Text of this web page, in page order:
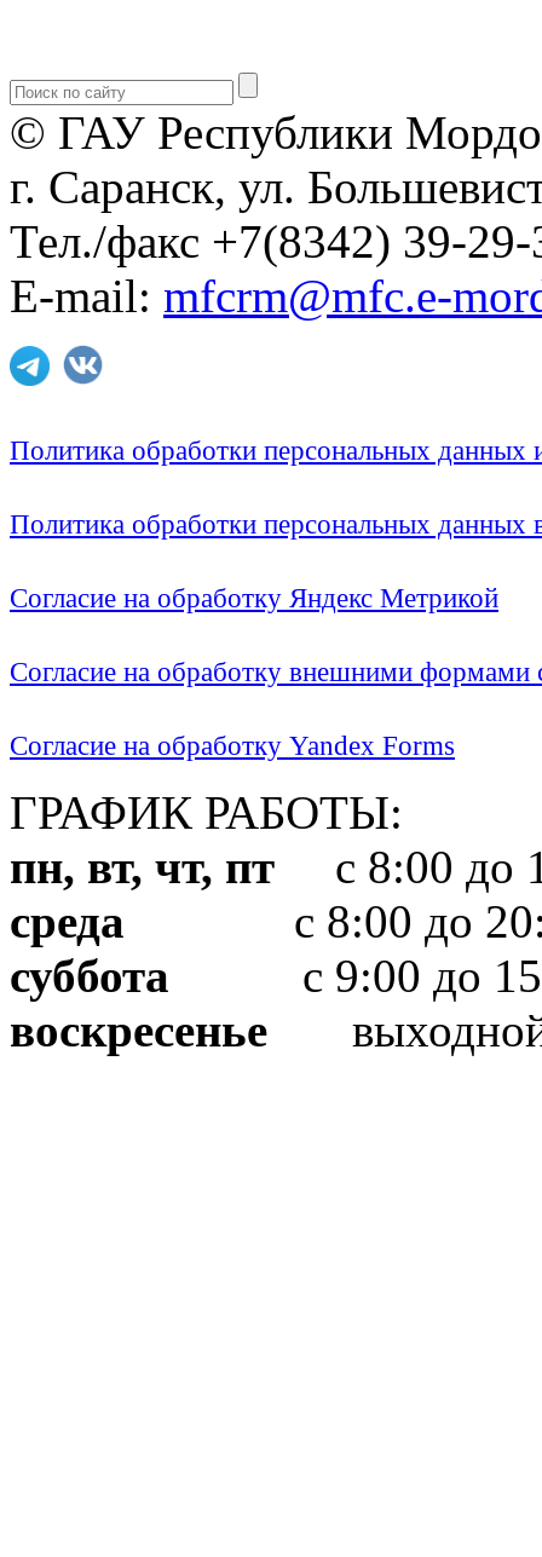
© ГАУ Республики
г. Саранск, ул.
Тел./факс +7(8342) 39-29-
E-mail: mfcrm@mfc.e-
Политика обработки персональных
Политика обработки персональных
Согласие на обработку Яндекс Метрикой
Согласие на обработку внешними формами
Согласие на обработку Yandex Forms
ГРАФИК РАБОТЫ:
пн, вт, чт, пт с 8:00 до
среда с 8:00 до
суббота с 9:00 до
воскресенье